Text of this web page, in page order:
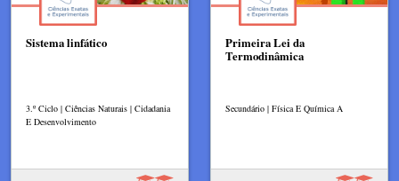
Sistema linfático
3.º Ciclo | Ciências Naturais | Cidadania
E Desenvolvimento
Primeira Lei da
Termodinâmica
Secundário | Física E Química A